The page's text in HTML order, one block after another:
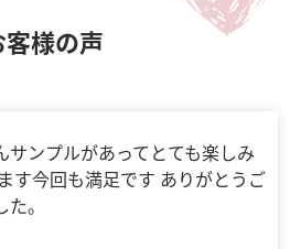
客様の声
サンプルがあってとても楽しみ
す今回も満足です ありがとうご
。